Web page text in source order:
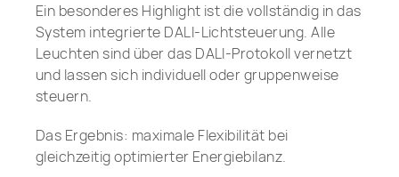
Ein besonderes Highlight ist die vollständig in das
System integrierte DALI-Lichtsteuerung. Alle
Leuchten sind über das DALI-Protokoll vernetzt
und lassen sich individuell oder gruppenweise
steuern.
Das Ergebnis: maximale Flexibilität bei
gleichzeitig optimierter Energiebilanz.